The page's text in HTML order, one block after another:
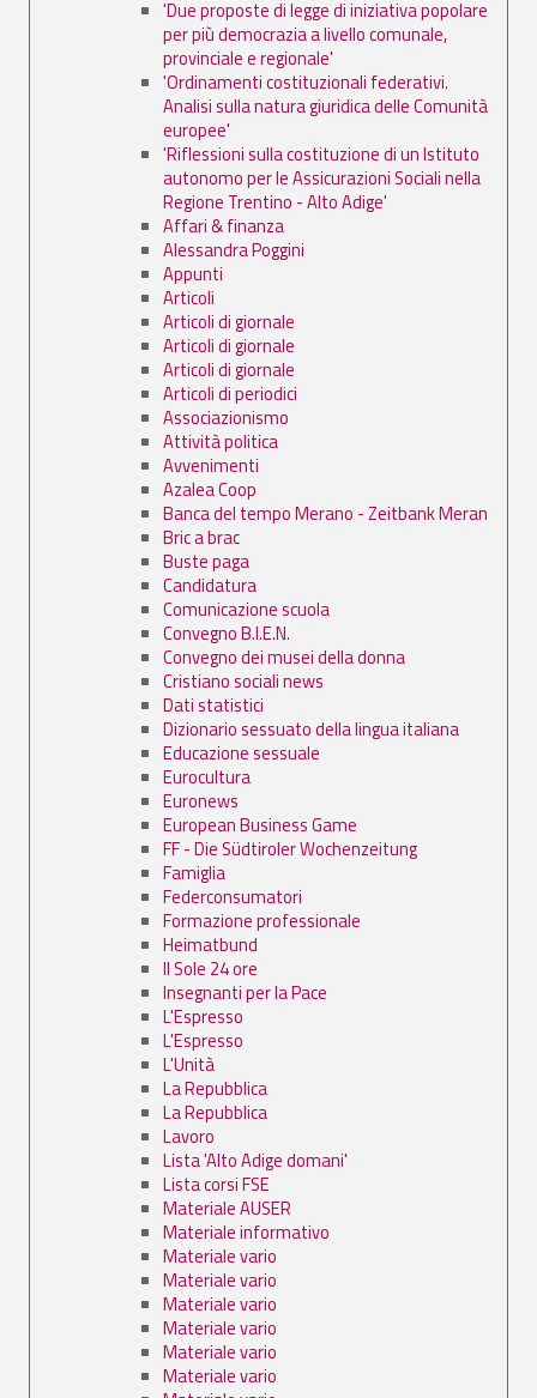
'Due proposte di legge di iniziativa popolare
per più democrazia a livello comunale,
provinciale e regionale'
'Ordinamenti costituzionali federativi.
Analisi sulla natura giuridica delle Comunità
europee'
'Riflessioni sulla costituzione di un Istituto
autonomo per le Assicurazioni Sociali nella
Regione Trentino - Alto Adige'
Affari & finanza
Alessandra Poggini
Appunti
Articoli
Articoli di giornale
Articoli di giornale
Articoli di giornale
Articoli di periodici
Associazionismo
Attività politica
Avvenimenti
Azalea Coop
Banca del tempo Merano - Zeitbank Meran
Bric a brac
Buste paga
Candidatura
Comunicazione scuola
Convegno B.I.E.N.
Convegno dei musei della donna
Cristiano sociali news
Dati statistici
Dizionario sessuato della lingua italiana
Educazione sessuale
Eurocultura
Euronews
European Business Game
FF - Die Südtiroler Wochenzeitung
Famiglia
Federconsumatori
Formazione professionale
Heimatbund
Il Sole 24 ore
Insegnanti per la Pace
L'Espresso
L'Espresso
L'Unità
La Repubblica
La Repubblica
Lavoro
Lista 'Alto Adige domani'
Lista corsi FSE
Materiale AUSER
Materiale informativo
Materiale vario
Materiale vario
Materiale vario
Materiale vario
Materiale vario
Materiale vario